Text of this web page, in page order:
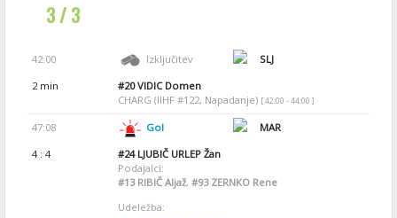
3 / 3
42:00 Izključitev
SLJ
2 min
#20VIDIC Domen
CHARG (IIHF #122, Napadanje) [ 42:00 - 44:00 ]
47:08 Gol
MAR
4 : 4
#24LJUBIČ URLEP Žan
Podajalci:
#13RIBIČ Aljaž, #93ZERNKO Rene
Udeležba: